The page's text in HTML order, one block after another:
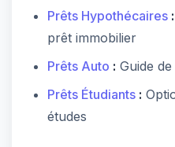
Prêts Hypothécaires :
prêt immobilier
Prêts Auto : Guide
Prêts Étudiants :
études